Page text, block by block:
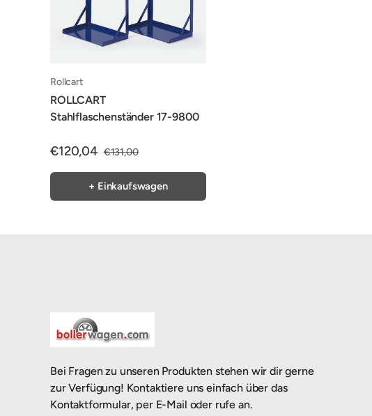
Rollcart
ROLLCART
Stahlflaschenständer 17-9800
€120,04 €131,00
+ Einkaufswagen
Bei Fragen zu unseren Produkten stehen wir dir gerne
zur Verfügung! Kontaktiere uns einfach über das
Kontaktformular, per E-Mail oder rufe an.